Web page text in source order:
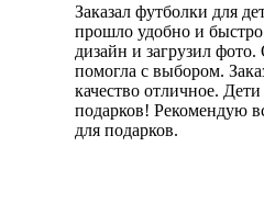
Заказал футболки для
прошло удобно и
дизайн и загрузил
помогла с выбором.
качество отличное.
подарков! Рекомендую
для подарков.